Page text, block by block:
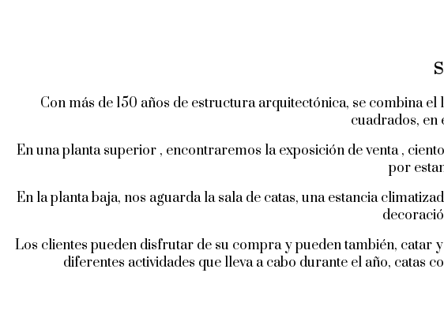
Con más de 150 años de estructura arquitectónica, se combina
cuadrados, en
En una planta superior , encontraremos la exposición de venta ,
por
En la planta baja, nos aguarda la sala de catas, una estancia
Los clientes pueden disfrutar de su compra y pueden también, catar
diferentes actividades que lleva a cabo durante el año, catas